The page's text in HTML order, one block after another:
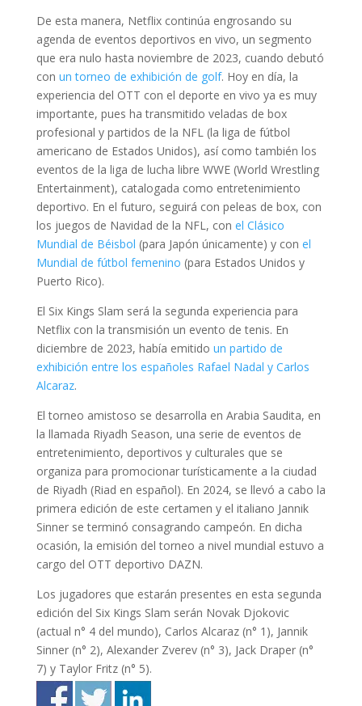
De esta manera, Netflix continúa engrosando su
agenda de eventos deportivos en vivo, un segmento
que era nulo hasta noviembre de 2023, cuando debutó
con un torneo de exhibición de golf. Hoy en día, la
experiencia del OTT con el deporte en vivo ya es muy
importante, pues ha transmitido veladas de box
profesional y partidos de la NFL (la liga de fútbol
americano de Estados Unidos), así como también los
eventos de la liga de lucha libre WWE (World Wrestling
Entertainment), catalogada como entretenimiento
deportivo. En el futuro, seguirá con peleas de box, con
los juegos de Navidad de la NFL, con el Clásico
Mundial de Béisbol (para Japón únicamente) y con el
Mundial de fútbol femenino (para Estados Unidos y
Puerto Rico).
El Six Kings Slam será la segunda experiencia para
Netflix con la transmisión un evento de tenis. En
diciembre de 2023, había emitido un partido de
exhibición entre los españoles Rafael Nadal y Carlos
Alcaraz.
El torneo amistoso se desarrolla en Arabia Saudita, en
la llamada Riyadh Season, una serie de eventos de
entretenimiento, deportivos y culturales que se
organiza para promocionar turísticamente a la ciudad
de Riyadh (Riad en español). En 2024, se llevó a cabo la
primera edición de este certamen y el italiano Jannik
Sinner se terminó consagrando campeón. En dicha
ocasión, la emisión del torneo a nivel mundial estuvo a
cargo del OTT deportivo DAZN.
Los jugadores que estarán presentes en esta segunda
edición del Six Kings Slam serán Novak Djokovic
(actual n° 4 del mundo), Carlos Alcaraz (n° 1), Jannik
Sinner (n° 2), Alexander Zverev (n° 3), Jack Draper (n°
7) y Taylor Fritz (n° 5).